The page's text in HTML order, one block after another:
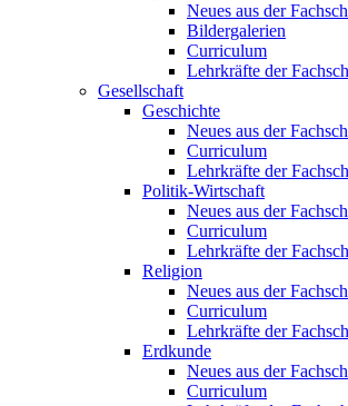
Neues aus der
Bildergalerien
Curriculum
Lehrkräfte der
Gesellschaft
Geschichte
Neues aus der
Curriculum
Lehrkräfte der
Politik-Wirtschaft
Neues aus der
Curriculum
Lehrkräfte der
Religion
Neues aus der
Curriculum
Lehrkräfte der
Erdkunde
Neues aus der
Curriculum